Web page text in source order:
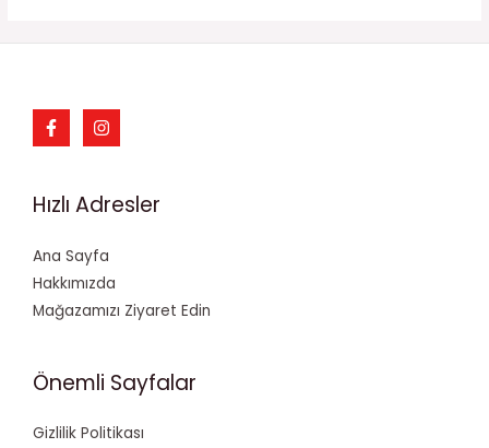
Hızlı Adresler
Ana Sayfa
Hakkımızda
Mağazamızı Ziyaret Edin
Önemli Sayfalar
Gizlilik Politikası